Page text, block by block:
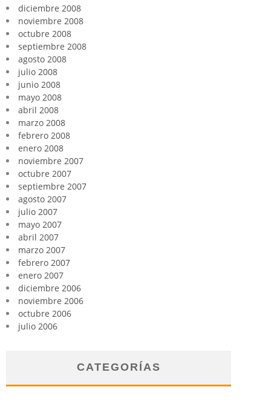
diciembre 2008
noviembre 2008
octubre 2008
septiembre 2008
agosto 2008
julio 2008
junio 2008
mayo 2008
abril 2008
marzo 2008
febrero 2008
enero 2008
noviembre 2007
octubre 2007
septiembre 2007
agosto 2007
julio 2007
mayo 2007
abril 2007
marzo 2007
febrero 2007
enero 2007
diciembre 2006
noviembre 2006
octubre 2006
julio 2006
CATEGORÍAS